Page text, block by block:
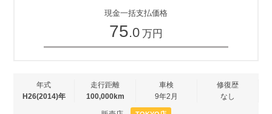
現金一括支払価格
75.0 万円
年式
H26(2014)年
走行距離
100,000km
車検
9年2月
修復歴
なし